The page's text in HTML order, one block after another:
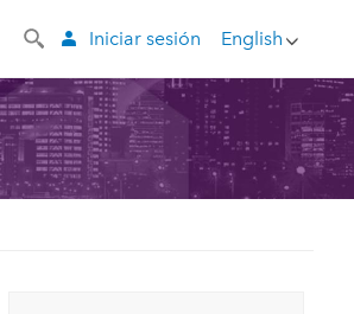
English
Iniciar sesión